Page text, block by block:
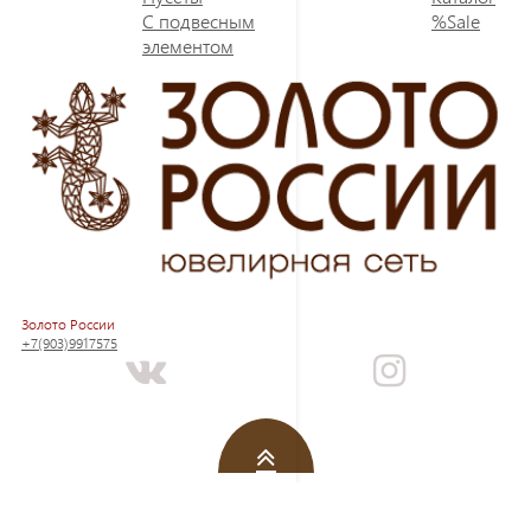
С подвесным
элементом
%Sale
Золото России
+7(903)9917575